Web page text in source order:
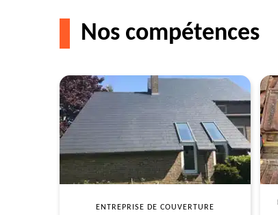
Nos compétences
ENTREPRISE DE COUVERTURE